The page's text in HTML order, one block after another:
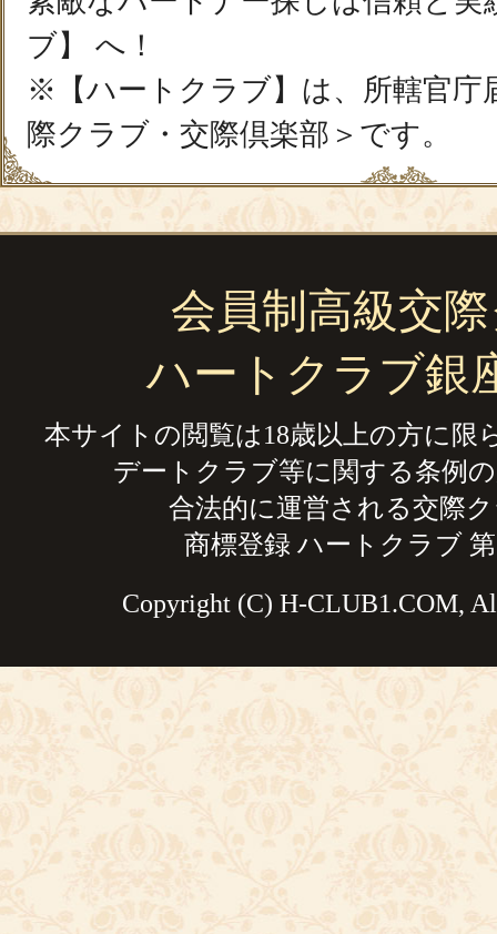
ブ】 へ！
※【ハートクラブ】は、所轄官庁
際クラブ・交際倶楽部＞です。
会員制高級交
ハートクラブ銀
本サイトの閲覧は18歳以上の方に限
デートクラブ等に関する条例
合法的に運営される交際
商標登録 ハートクラブ 第
Copyright (C) H-CLUB1.COM,